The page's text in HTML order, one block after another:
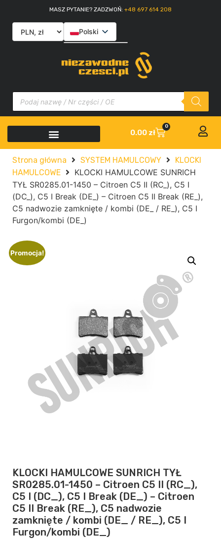
MASZ PYTANIE? ZADZWOŃ: +48 697 614 208
Polski
Slovenčina
0.00 zł
0
Strona główna SYSTEM HAMULCOWY
KLOCKI
HAMULCOWE
KLOCKI HAMULCOWE SUNRICH
TYŁ SR0285.01-1450 – Citroen C5 II (RC_), C5 I
(DC_), C5 I Break (DE_) – Citroen C5 II Break (RE_),
C5 nadwozie zamknięte / kombi (DE_ / RE_), C5 I
Furgon/kombi (DE_)
Promocja!
KLOCKI HAMULCOWE SUNRICH TYŁ
SR0285.01-1450 – Citroen C5 II (RC_),
C5 I (DC_), C5 I Break (DE_) – Citroen
C5 II Break (RE_), C5 nadwozie
zamknięte / kombi (DE_ / RE_), C5 I
Furgon/kombi (DE_)